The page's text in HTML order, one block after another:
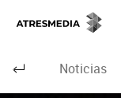
Noticias